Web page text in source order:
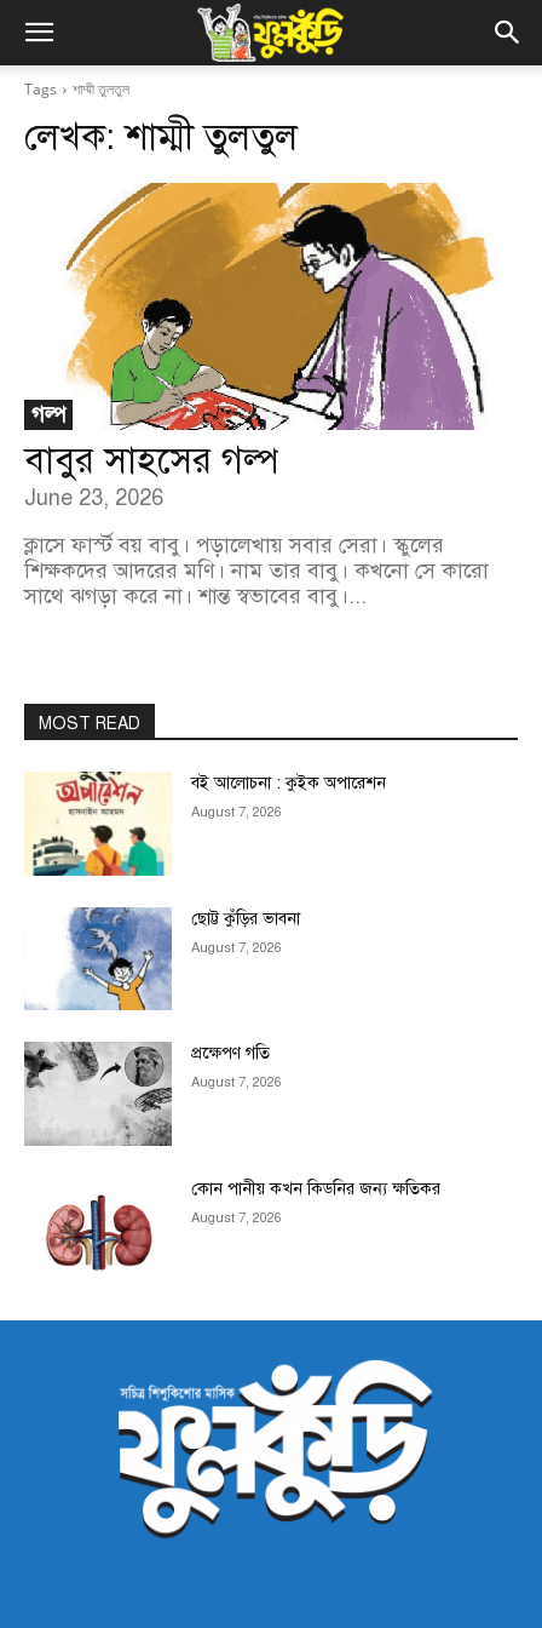
Tags শাম্মী তুলতুল
লেখক:শাম্মী তুলতুল
গল্প
বাবুর সাহসের গল্প
June 23, 2026
ক্লাসে ফার্স্ট বয় বাবু। পড়ালেখায় সবার সেরা। স্কুলের
শিক্ষকদের আদরের মণি। নাম তার বাবু। কখনো সে কারো
সাথে ঝগড়া করে না। শান্ত স্বভাবের বাবু।...
MOST READ
বই আলোচনা : কুইক অপারেশন
August 7, 2026
ছোট্ট কুঁড়ির ভাবনা
August 7, 2026
প্রক্ষেপণ গতি
August 7, 2026
কোন পানীয় কখন কিডনির জন্য ক্ষতিকর
August 7, 2026